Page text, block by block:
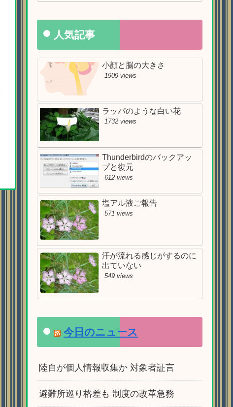
人気記事
小顔と脳の大きさ
1909 views
ラッパのような白い花
1732 views
Thunderbirdのバックアッ
プと復元
612 views
塩アル液ご報告
571 views
汗が流れる感じがするのに
出ていない
549 views
今日のニュース
陸自が個人情報収集か 対象者証言
避難所巡り格差も 制度の改革急務